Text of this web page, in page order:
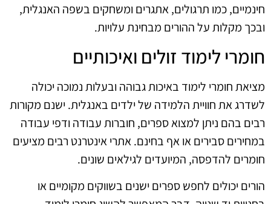
חינמיים, כמו תרגולים, אתגרים ומשחקים בשפה האנגלית,
ובכך מקלות על ההורים מבחינת עלויות.
חומרי לימוד זולים ואיכותיים
מציאת חומרי לימוד באיכות גבוהה ובעלות נמוכה יכולה
לשדרג את חוויית הלמידה של ילדים באנגלית. ישנם מקורות
רבים בהם ניתן למצוא ספרים, חוברות עבודה ודפי עבודה
במחירים סבירים או אף בחינם. אתרי אינטרנט רבים מציעים
חומרים להדפסה, המיועדים לגילאים שונים.
הורים יכולים לחפש ספרים ישנים בשווקים מקומיים או